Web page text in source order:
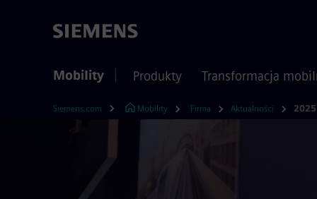
Mobility Produkty Transformacja
Siemens.com Mobility Firma Aktualności 2025